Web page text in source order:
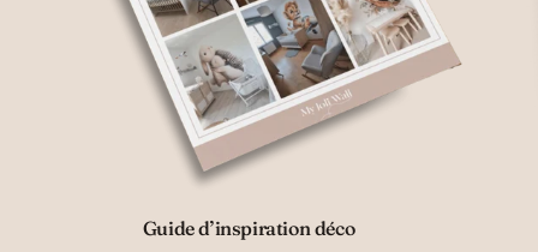
Guide d’inspiration déco